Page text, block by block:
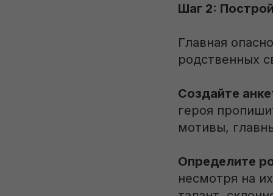
Шаг 2:
Главная
родственных
Создайте
героя
мотивы,
Определите
несмотря на